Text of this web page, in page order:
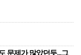
문제가 많았던듯...그